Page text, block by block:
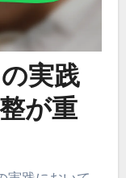
実践
が重